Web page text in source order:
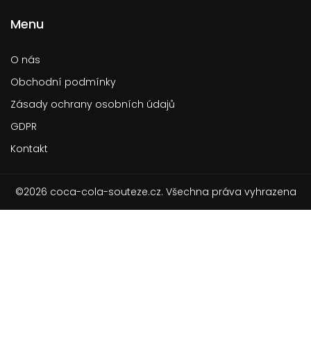
Menu
O nás
Obchodní podmínky
Zásady ochrany osobních údajů
GDPR
Kontakt
©2026 coca-cola-souteze.cz. Všechna práva vyhrazena